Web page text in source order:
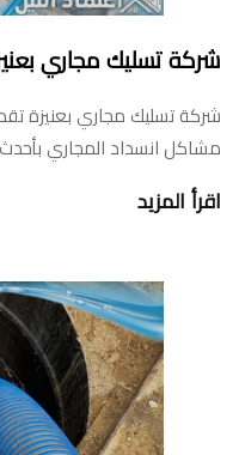
شركة تسليك مجاري
شركة تسليك مجاري بعنيزة
مشاكل انسداد المجاري بأحدث
اقرأ المزيد